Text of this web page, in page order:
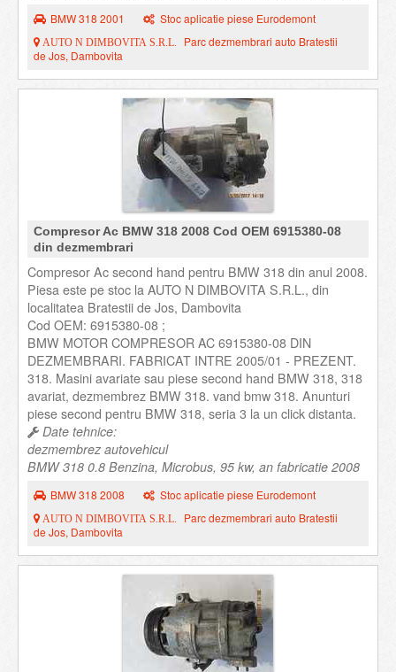
BMW 318 2001 Stoc aplicatie piese Eurodemont
AUTO N DIMBOVITA S.R.L.
Parc dezmembrari auto Bratestii
de Jos, Dambovita
Compresor Ac BMW 318 2008 Cod OEM 6915380-08
din dezmembrari
Compresor Ac second hand pentru BMW 318 din anul 2008.
Piesa este pe stoc la AUTO N DIMBOVITA S.R.L., din
localitatea Bratestii de Jos, Dambovita
Cod OEM: 6915380-08 ;
BMW MOTOR COMPRESOR AC 6915380-08 DIN
DEZMEMBRARI. FABRICAT INTRE 2005/01 - PREZENT.
318. Masini avariate sau piese second hand BMW 318, 318
avariat, dezmembrez BMW 318. vand bmw 318. Anunturi
piese second pentru BMW 318, seria 3 la un click distanta.
Date tehnice:
dezmembrez autovehicul
BMW 318 0.8 Benzina, Microbus, 95 kw, an fabricatie 2008
BMW 318 2008 Stoc aplicatie piese Eurodemont
AUTO N DIMBOVITA S.R.L.
Parc dezmembrari auto Bratestii
de Jos, Dambovita